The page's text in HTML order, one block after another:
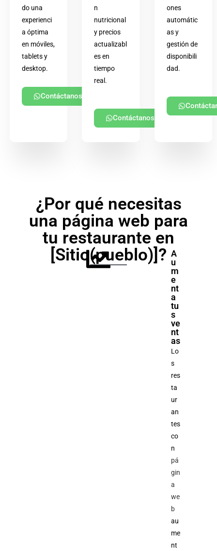
do una
experienci
a óptima
en móviles,
tablets y
desktop.
Contáctanos
n
nutricional
y precios
actualizabl
es en
tiempo
real.
Contáctanos
ones
automátic
as y
gestión de
disponibili
dad.
¿Por qué necesitas
una página web para
tu restaurante en
[Sitio(pueblo)]? A
u
m
e
nt
a
tu
s
ve
nt
as
Lo
s
res
ta
ur
an
tes
co
n
pá
gin
a
we
b
au
me
nt